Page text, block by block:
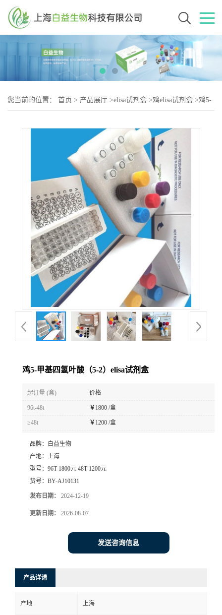
您当前的位置： 首页 > 产品展厅 >elisa试剂盒 >鸡elisa试剂盒 >鸡5-
鸡5-甲基四氢叶酸（5-2）elisa试剂盒
起订量 (盒) 价格
96t-48t ￥ 1800 /盒
≥48t ￥ 1200 /盒
品牌：
白益生物
产地： 上海
型号： 96T 1800元 48T 1200元
货号： BY-AJ10131
发布日期： 2024-12-19
更新日期： 2026-08-07
发送咨询信息
产品详请
产地 上海